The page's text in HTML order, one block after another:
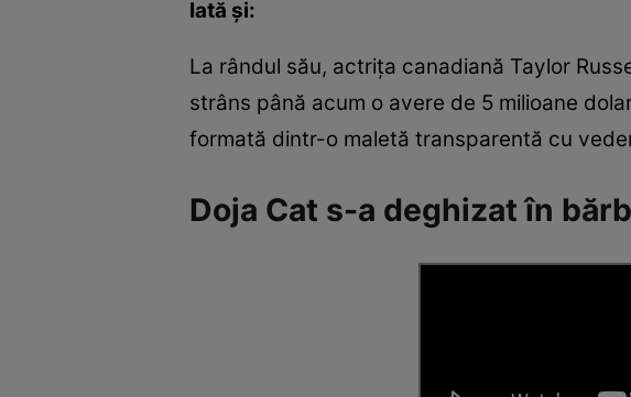
Iată și:
La rândul său, actrița canadiană Taylor
strâns până acum o avere de 5 milioane
formată dintr-o maletă transparentă cu
Doja Cat s-a deghizat în